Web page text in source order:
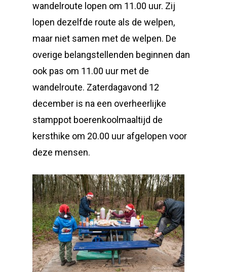
wandelroute lopen om 11.00 uur. Zij
lopen dezelfde route als de welpen,
maar niet samen met de welpen. De
overige belangstellenden beginnen dan
ook pas om 11.00 uur met de
wandelroute. Zaterdagavond 12
december is na een overheerlijke
stamppot boerenkoolmaaltijd de
kersthike om 20.00 uur afgelopen voor
deze mensen.